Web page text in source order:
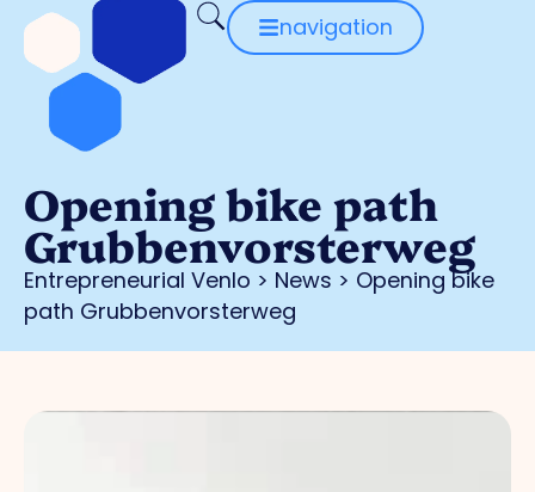
navigation
Opening bike path
Grubbenvorsterweg
Entrepreneurial Venlo > News > Opening bike
path Grubbenvorsterweg